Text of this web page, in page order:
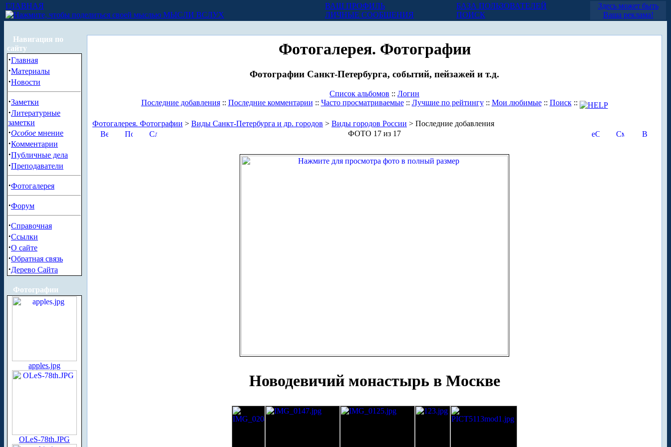
ГЛАВНАЯ
МЫСЛИ ВСЛУХ
ВАШ ПРОФИЛЬ
ЛИЧНЫЕ СООБЩЕНИЯ
БАЗА ПОЛЬЗОВАТЕЛЕЙ
ПОИСК
Здесь может быть
Ваша реклама!
Навигация по
сайту
·Главная
·Материалы
·Новости
·Заметки
·Литературные
заметки
·Особое мнение
·Комментарии
·Публичные дела
·Преподаватели
·Фотогалерея
·Форум
·Справочная
·Ссылки
·О сайте
·Обратная связь
·Дерево Сайта
Фотографии
apples.jpg
OLeS-78th.JPG
Фотогалерея. Фотографии
Фотографии Санкт-Петербурга, событий, пейзажей и т.д.
Список альбомов :: Логин
Последние добавления:: Последние комментарии :: Часто просматриваемые:: Лучшие по рейтингу:: Мои любимые:: Поиск::
Фотогалерея. Фотографии > Виды Санкт-Петербурга и др. городов > Виды городов России > Последние добавления
ФОТО 17 из 17
Новодевичий монастырь в Москве